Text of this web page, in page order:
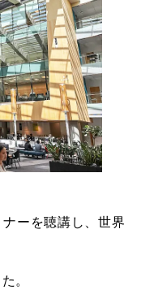
ーを聴講し、世界
。